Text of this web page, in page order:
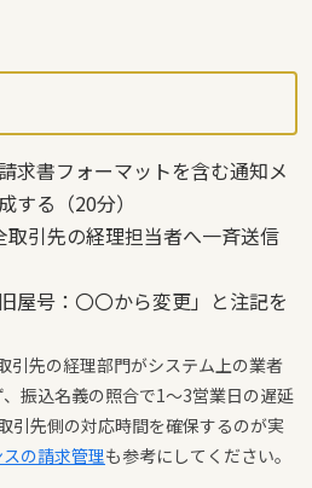
求書フォーマットを含む通知メ
する（20分）
引先の経理担当者へ一斉送信
屋号：〇〇から変更」と注記を
引先の経理部門がシステム上の業者
振込名義の照合で1〜3営業日の遅延
引先側の対応時間を確保するのが実
の請求管理も参考にしてください。